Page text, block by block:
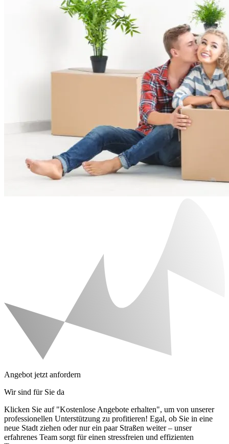
Angebot jetzt anfordern
Wir sind für Sie da
Klicken Sie auf "Kostenlose Angebote erhalten", um von unserer
professionellen Unterstützung zu profitieren! Egal, ob Sie in eine
neue Stadt ziehen oder nur ein paar Straßen weiter – unser
erfahrenes Team sorgt für einen stressfreien und effizienten